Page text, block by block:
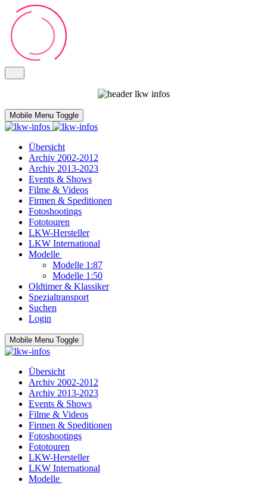
Mobile Menu Toggle
Übersicht
Archiv 2002-2012
Archiv 2013-2023
Events & Shows
Filme & Videos
Firmen & Speditionen
Fotoshootings
Fototouren
LKW-Hersteller
LKW International
Modelle
Modelle 1:87
Modelle 1:50
Oldtimer & Klassiker
Spezialtransport
Suchen
Login
Mobile Menu Toggle
Übersicht
Archiv 2002-2012
Archiv 2013-2023
Events & Shows
Filme & Videos
Firmen & Speditionen
Fotoshootings
Fototouren
LKW-Hersteller
LKW International
Modelle